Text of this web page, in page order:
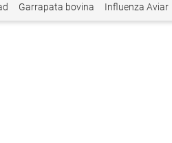
Garrapata bovina Influenza Aviar